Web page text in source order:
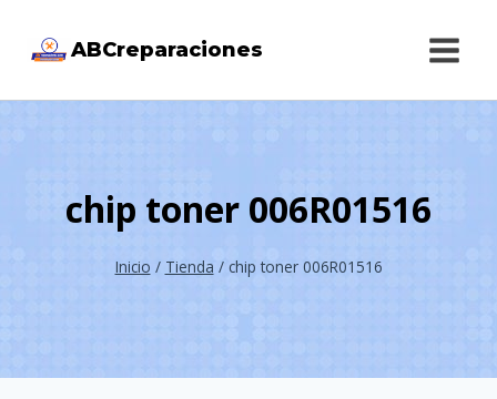
ABCreparaciones
chip toner 006R01516
Inicio / Tienda / chip toner 006R01516